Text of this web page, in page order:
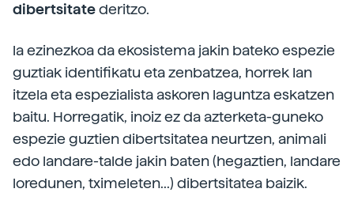
dibertsitatederitzo.
la ezinezkoa da ekosistema jakin bateko espezie
guztiak identifikatu eta zenbatzea, horrek Ian
itzela eta espezialista askoren laguntza eskatzen
baitu. Horregatik, inoiz ez da azterketa-guneko
espezie guztien dibertsitatea neurtzen, animali
edo landare-talde jakin baten (hegaztien, landare
loredunen, tximeleten...) dibertsitatea baizik.